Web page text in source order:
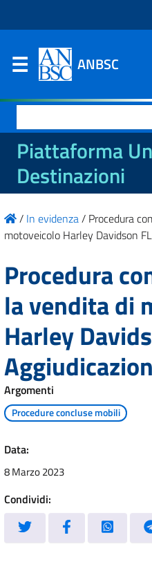
ANBSC
per:
Piattaforma
Destinazioni
/ In evidenza/ Procedura
motoveicolo Harley Davidson
Procedura
la vendita di
Harley
Argomenti
Procedure concluse mobili
Data:
8 Marzo 2023
Condividi: